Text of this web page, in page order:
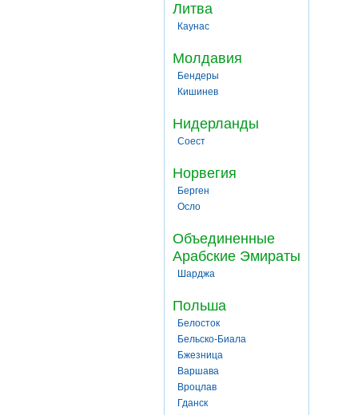
Литва
Каунас
Молдавия
Бендеры
Кишинев
Нидерланды
Соест
Норвегия
Берген
Осло
Объединенные
Арабские Эмираты
Шарджа
Польша
Белосток
Бельско-Биала
Бжезница
Варшава
Вроцлав
Гданск